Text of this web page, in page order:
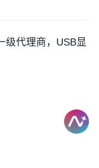
级代理商，USB显